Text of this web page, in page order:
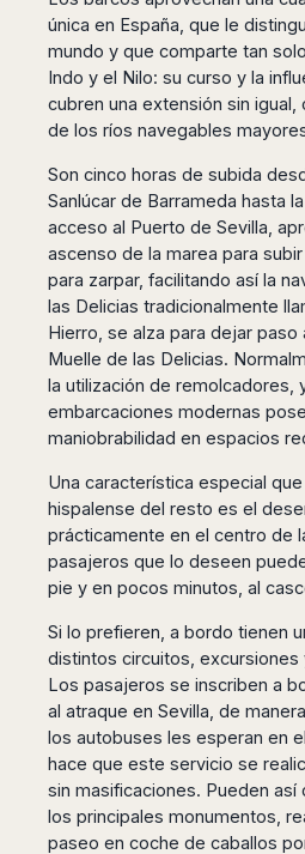
Dresden
Düsseldorf
Frankfurt
Nürnberg
Hamburg
Hannover
Leipzig
Bremen
Munich
Austria
Graz
Innsbruck
Linz
Salzburg
Schwechat
Vienna
Harbin
Jinan
Nanjing
Qingdao
Shanghai
Townsville
Darwin
Cairns
Japan
Kobe
Okazaki
Osaka
Fukuoka
Sapporo
India
Ahmedabad
Aurangabad
Bhopal
Bhubaneswar
Calicut
Chennai
Coimbatore
Dehradun
Goa
Guwahati
Jaipur
Jamshedpur
Cochin
Lucknow
Mangalore
Mysore
Delhi
Pune
Surat
Trivandrum
Udapuir
Vadodara
Varanasi
Rio
de
Janeiro
Sao
Alegre
Curitiba
Fortaleza
Recife
Salvador
de
Bahia
Colombia
Bogotá
Cartagena
Medellín
Chile
Santiago
Valparaiso
Perú
Lima
Cusco
única en España, que le
mundo y que comparte tan
Indo y el Nilo: su curso y la
cubren una extensión sin igual,
de los ríos navegables
Son cinco horas de subida
Sanlúcar de Barrameda hasta
acceso al Puerto de Sevilla,
ascenso de la marea para
para zarpar, facilitando así la
las Delicias tradicionalmente
Hierro, se alza para dejar
Muelle de las Delicias.
la utilización de remolcadores,
embarcaciones modernas
maniobrabilidad en espacios
Una característica especial
hispalense del resto es el
prácticamente en el centro de
pasajeros que lo deseen
pie y en pocos minutos, al
Si lo prefieren, a bordo tienen
distintos circuitos, excursiones
Los pasajeros se inscriben a
al atraque en Sevilla, de
los autobuses les esperan en
hace que este servicio se
sin masificaciones. Pueden así
los principales monumentos,
paseo en coche de caballos